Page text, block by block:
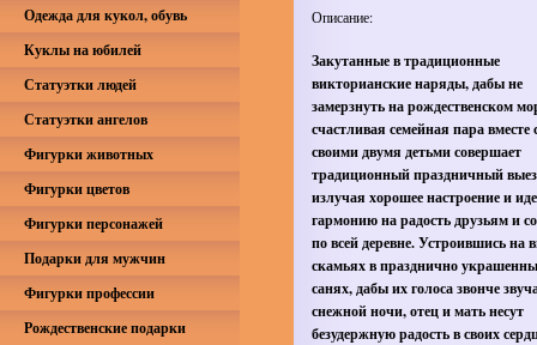
Описание:
Закутанные в традиционные
викторианские наряды, дабы не
замерзнуть на рождественском
счастливая семейная пара вместе
своими двумя детьми совершает
традиционный праздничный
излучая хорошее настроение и
гармонию на радость друзьям и
по всей деревне. Устроившись на
скамьях в празднично
санях, дабы их голоса звонче
снежной ночи, отец и мать несут
безудержную радость в своих
Одежда для кукол, обувь
Куклы на юбилей
Статуэтки людей
Статуэтки ангелов
Фигурки животных
Фигурки цветов
Фигурки персонажей
Подарки для мужчин
Фигурки профессии
Рождественские подарки